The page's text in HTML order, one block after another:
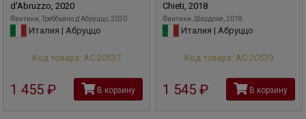
d'Abruzzo, 2020
Фантини, Треббьяно д'Абруццо, 2020
Италия | Абруццо
Код товара: АС-20537
1 455 руб В корзину
Chieti, 2018
Фантини, Шардоне, 2018
Италия | Абруццо
Код товара: АС-20539
1 545 руб В корзину